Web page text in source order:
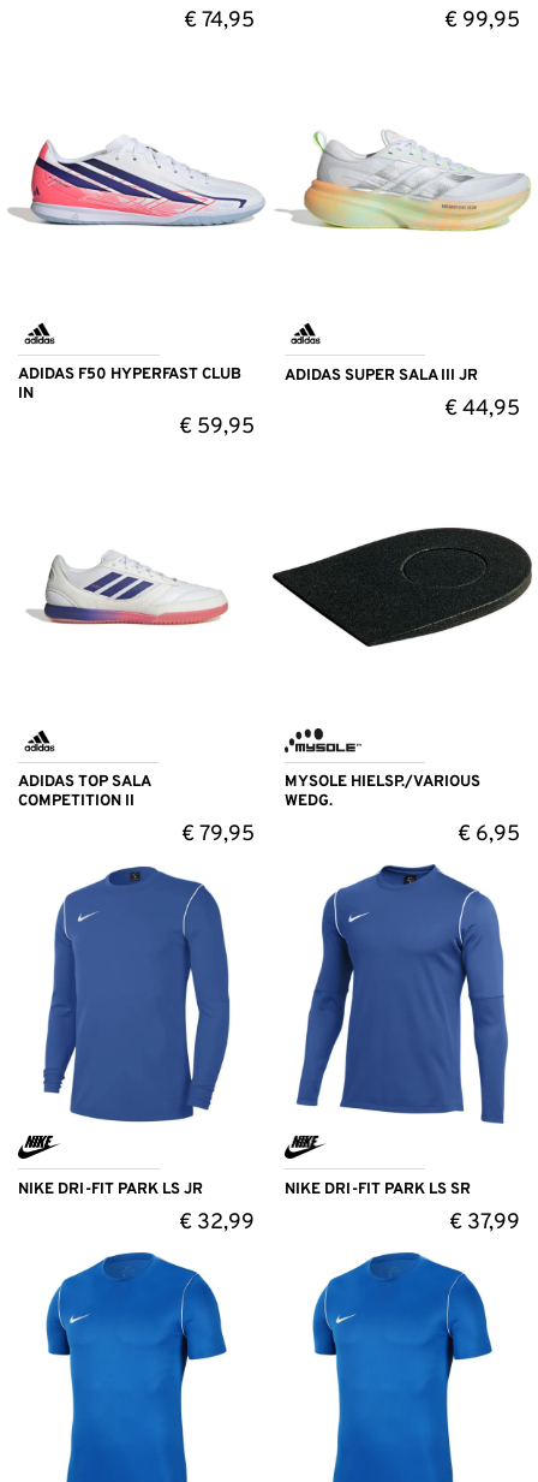
€74,95 € 99,95
ADIDAS F50 HYPERFAST CLUB
IN
€59,95
ADIDAS SUPER SALA III JR
€44,95
ADIDAS TOP SALA
COMPETITION II
€79,95
MYSOLE HIELSP./VARIOUS
WEDG.
€ 6,95
NIKE DRI-FIT PARK LS JR
€32,99
NIKE DRI-FIT PARK LS SR
€ 37,99